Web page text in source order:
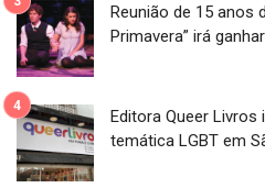
Reunião de 15 anos
Primavera” irá
Editora Queer Livros
temática LGBT em